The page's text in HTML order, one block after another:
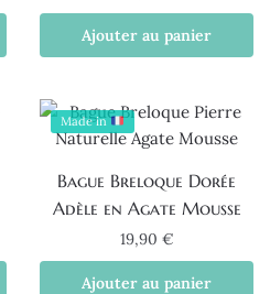
Ajouter au panier
Made in
Bague Breloque Dorée
Adèle en Agate Mousse
19,90 €
Ajouter au panier